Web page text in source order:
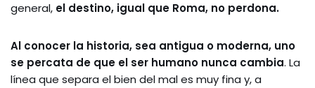
general, el destino, igual que Roma, no perdona.
Al conocer la historia, sea antigua o moderna, uno
se percata de que el ser humano nunca cambia. La
línea que separa el bien del mal es muy fina y, a